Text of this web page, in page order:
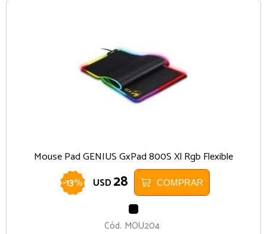
Mouse Pad GENIUS GxPad 800S Xl Rgb Flexible
-13% USD 28 COMPRAR
Cód. MOU204